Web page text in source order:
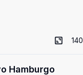
140
Hamburgo